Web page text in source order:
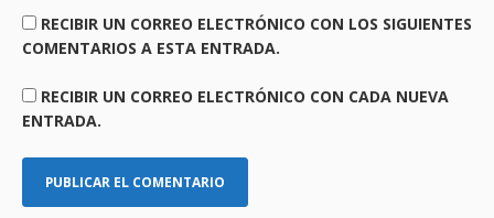
RECIBIR UN CORREO ELECTRÓNICO CON LOS SIGUIENTES
COMENTARIOS A ESTA ENTRADA.
RECIBIR UN CORREO ELECTRÓNICO CON CADA NUEVA
ENTRADA.